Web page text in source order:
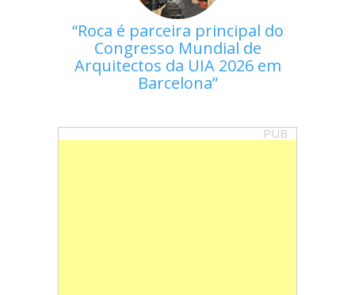
Roca é parceira principal do
Congresso Mundial de
Arquitectos da UIA 2026 em
Barcelona
PUB